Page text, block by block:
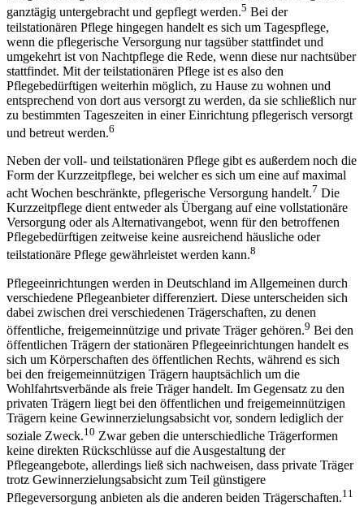
ganztägig untergebracht und gepflegt werden.5 Bei der
teilstationären Pflege hingegen handelt es sich um Tagespflege,
wenn die pflegerische Versorgung nur tagsüber stattfindet und
umgekehrt ist von Nachtpflege die Rede, wenn diese nur nachtsüber
stattfindet. Mit der teilstationären Pflege ist es also den
Pflegebedürftigen weiterhin möglich, zu Hause zu wohnen und
entsprechend von dort aus versorgt zu werden, da sie schließlich nur
zu bestimmten Tageszeiten in einer Einrichtung pflegerisch versorgt
und betreut werden.6
Neben der voll- und teilstationären Pflege gibt es außerdem noch die
Form der Kurzzeitpflege, bei welcher es sich um eine auf maximal
acht Wochen beschränkte, pflegerische Versorgung handelt.7 Die
Kurzzeitpflege dient entweder als Übergang auf eine vollstationäre
Versorgung oder als Alternativangebot, wenn für den betroffenen
Pflegebedürftigen zeitweise keine ausreichend häusliche oder
teilstationäre Pflege gewährleistet werden kann.8
Pflegeeinrichtungen werden in Deutschland im Allgemeinen durch
verschiedene Pflegeanbieter differenziert. Diese unterscheiden sich
dabei zwischen drei verschiedenen Trägerschaften, zu denen
öffentliche, freigemeinnützige und private Träger gehören.9 Bei den
öffentlichen Trägern der stationären Pflegeeinrichtungen handelt es
sich um Körperschaften des öffentlichen Rechts, während es sich
bei den freigemeinnützigen Trägern hauptsächlich um die
Wohlfahrtsverbände als freie Träger handelt. Im Gegensatz zu den
privaten Trägern liegt bei den öffentlichen und freigemeinnützigen
Trägern keine Gewinnerzielungsabsicht vor, sondern lediglich der
soziale Zweck.10 Zwar geben die unterschiedliche Trägerformen
keine direkten Rückschlüsse auf die Ausgestaltung der
Pflegeangebote, allerdings ließ sich nachweisen, dass private Träger
trotz Gewinnerzielungsabsicht zum Teil günstigere
Pflegeversorgung anbieten als die anderen beiden Trägerschaften.11